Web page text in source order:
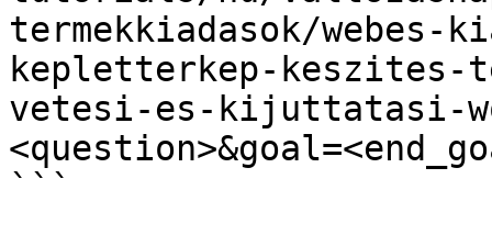
termekkiadasok/webes-
kepletterkep-
vetesi-es-kijuttatasi-
```